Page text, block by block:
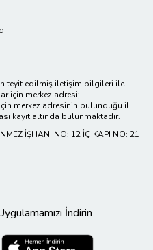
teyit edilmiş iletişim bilgileri ile
için merkez adresi;
merkez adresinin bulunduğu il
kayıt altında bulunmaktadır.
İŞHANI NO: 12 İÇ KAPI NO: 21
İndirin